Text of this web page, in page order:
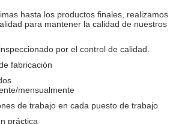
hasta los productos finales, realizamos
para mantener la calidad de nuestros
por el control de calidad.
fabricación
mensualmente
de trabajo en cada puesto de trabajo
práctica